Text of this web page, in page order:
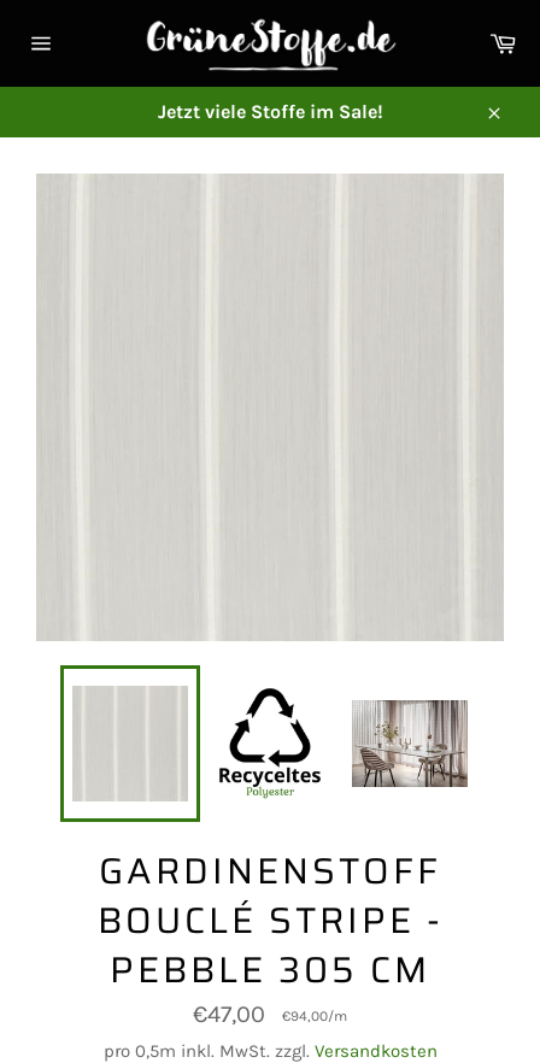
zum
Jetzt viele Stoffe im Sale!
GARDINENSTOFF
BOUCLÉ STRIPE -
PEBBLE 305 CM
Normaler
Preis
€47,00 €94,00/m
pro 0,5m inkl. MwSt. zzgl. Versandkosten